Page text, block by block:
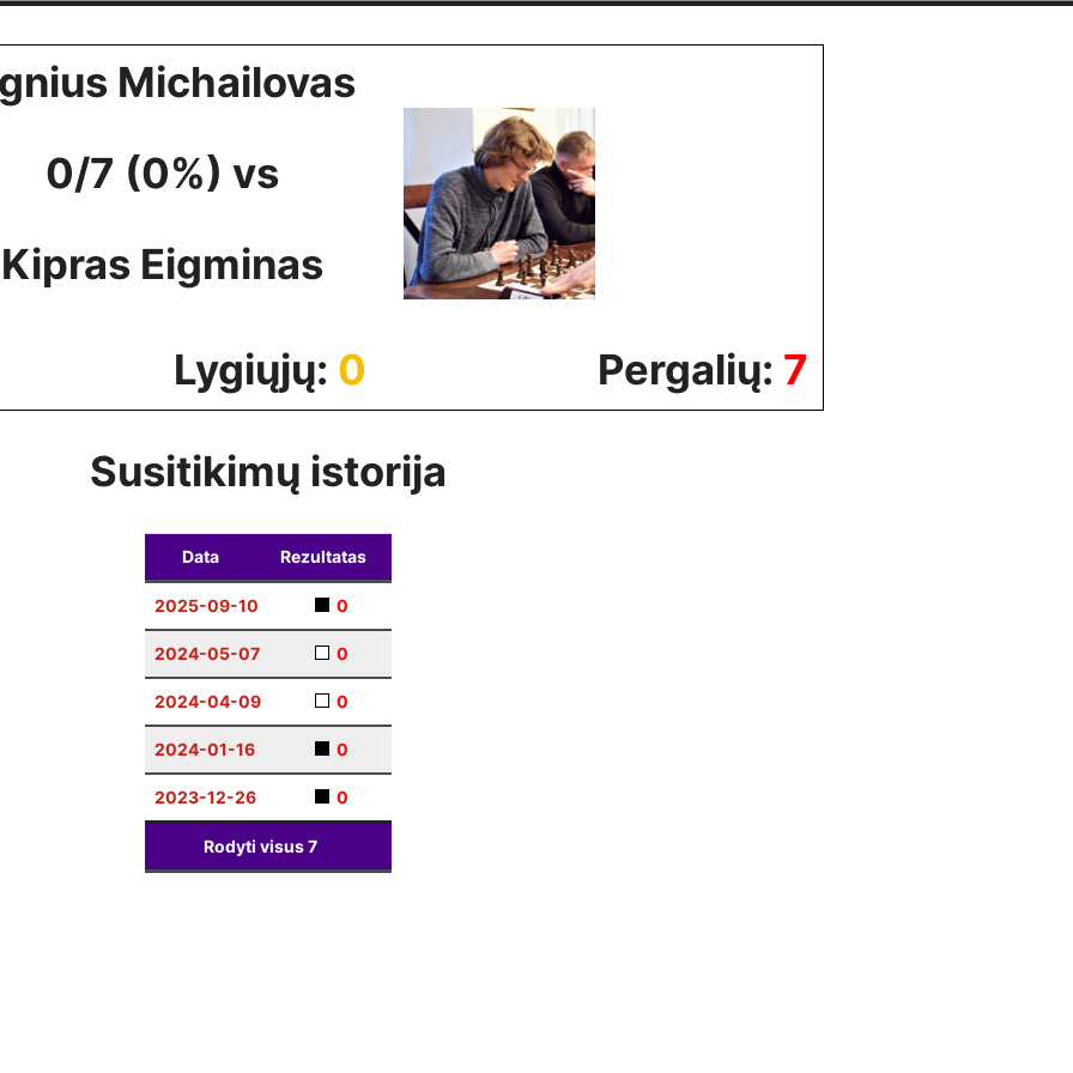
Michailovas
0/7 (0%) vs
Kipras Eigminas
Lygiųjų: 0 Pergalių: 7
Susitikimų istorija
Data Rezultatas
2025-09-10 0
2024-05-07 0
2024-04-09 0
2024-01-16 0
2023-12-26 0
Rodyti visus7